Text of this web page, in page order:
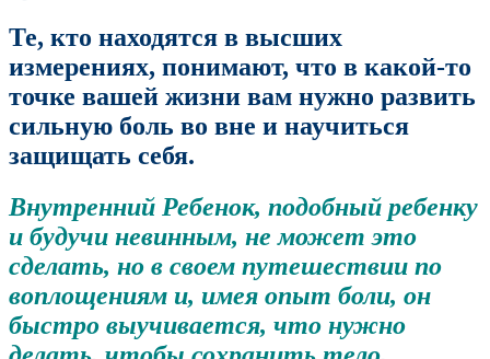
Те, кто находятся в высших
измерениях, понимают, что в какой-то
точке вашей жизни вам нужно развить
сильную боль во вне и научиться
защищать себя.
Внутренний Ребенок, подобный ребенку
и будучи невинным, не может это
сделать, но в своем путешествии по
воплощениям и, имея опыт боли, он
быстро выучивается, что нужно